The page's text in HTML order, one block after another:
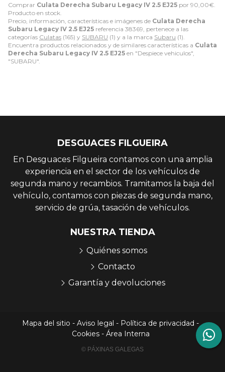
Comprar Culata Derecha Subaru Legacy IV 2.5 EJ25 por 90,00€
Producto en stock.
Precio, información, características e imágenes de Culata Derecha
Subaru Legacy IV 2.5 EJ25 referencia 38369, pertenece a las
categorías Culatas (165) y SUBARU (1) y a la marca Subaru (1).
Encuentra productos relacionados y de similares características a Culata
Derecha Subaru Legacy IV 2.5 EJ25 en "Despiece vehiculos",
"SUBARU".
DESGUACES FILGUEIRA
En Desguaces Filgueira contamos con una amplia
experiencia en el sector de los vehículos de
segunda mano y recambios. Tramitamos la baja del
vehículo, contamos con piezas de segunda mano,
servicio de grúa, tasación de vehículos.
NUESTRA TIENDA
Quiénes somos
Contacto
Garantía y devoluciones
Mapa del sitio - Aviso legal - Política de privacidad -
Cookies- Área Interna
© PÁXINAS GALEGAS